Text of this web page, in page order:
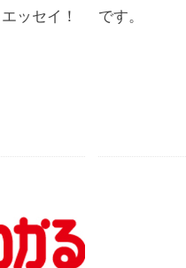
ッセイ！
です。